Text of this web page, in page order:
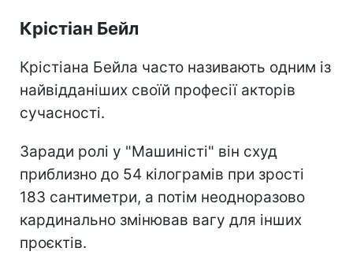
Крістіан Бейл
Крістіана Бейла часто називають одним із
найвідданіших своїй професії акторів
сучасності.
Заради ролі у "Машиністі" він схуд
приблизно до 54 кілограмів при зрості
183 сантиметри, а потім неодноразово
кардинально змінював вагу для інших
проєктів.